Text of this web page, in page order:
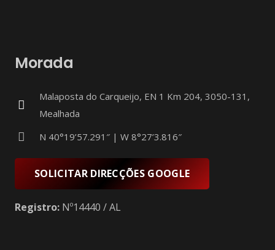
Morada
Malaposta do Carqueijo, EN 1 Km 204, 3050-131,
Mealhada
N 40°19’57.291″ | W 8°27’3.816″
SOLICITAR DIRECÇÕES GOOGLE
Registro: Nº14440 / AL